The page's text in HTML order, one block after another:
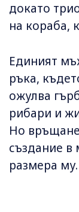
докато
на кораба,
Единият
ръка,
ожулва
рибари и
Но
създание в
размера му.